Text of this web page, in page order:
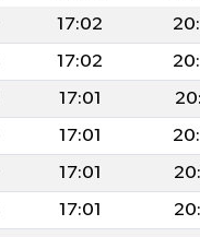
17:02
17:02
17:01
17:01
17:01
17:01